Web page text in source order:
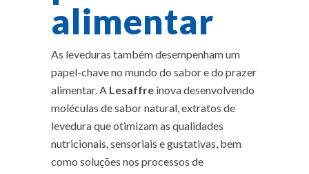
alimentar
As leveduras também desempenham um
papel-chave no mundo do sabor e do prazer
alimentar. A Lesaffre inova desenvolvendo
moléculas de sabor natural, extratos de
levedura que otimizam as qualidades
nutricionais, sensoriais e gustativas, bem
como soluções nos processos de